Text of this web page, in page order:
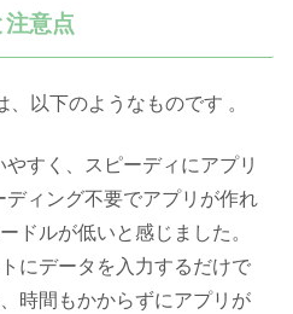
意点
以下のようなものです 。
すく、スピーディにアプリ
ィング不要でアプリが作れ
ドルが低いと感じました。
にデータを入力するだけで
時間もかからずにアプリが